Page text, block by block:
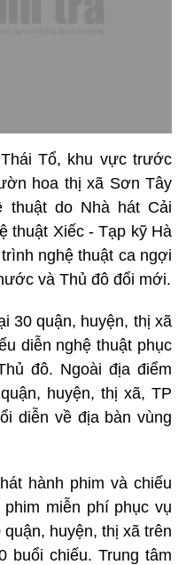
Tổ, khu vực trước
hoa thị xã Sơn Tây
thuật do Nhà hát Cải
thuật Xiếc - Tạp kỹ Hà
nghệ thuật ca ngợi
và Thủ đô đổi mới.
30 quận, huyện, thị xã
diễn nghệ thuật phục
đô. Ngoài địa điểm
huyện, thị xã, TP
diễn về địa bàn vùng
hành phim và chiếu
miễn phí phục vụ
huyện, thị xã trên
buổi chiếu. Trung tâm